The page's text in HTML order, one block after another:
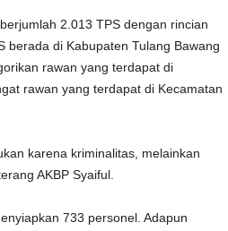
2.013 TPS dengan rincian
berada di Kabupaten Tulang Bawang
rawan yang terdapat di
rawan yang terdapat di Kecamatan
karena kriminalitas, melainkan
AKBP Syaiful.
733 personel. Adapun